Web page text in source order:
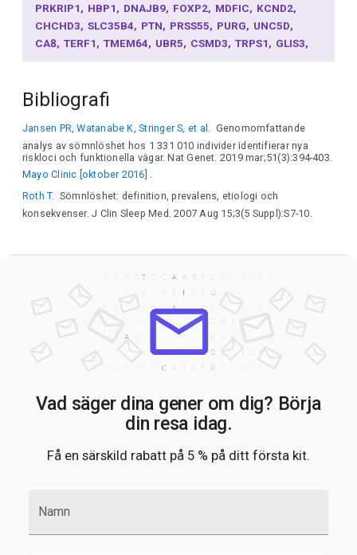
PRKRIP1 HBP1 DNAJB9 FOXP2 MDFIC KCND2
CHCHD3 SLC35B4 PTN PRSS55 PURG UNC5D
CA8 TERF1 TMEM64 UBR5 CSMD3 TRPS1 GLIS3
DMAC1 NFIB RORB TLE4 PHF2 TLR4 PDCL QRFP
DUSP29 LRMDA
CHRM1
GRM5
CNTN5 SORL1 PTMS ADAMTS20 NAB2
HMGA2 SLC6A15 MVK KSR2 SBNO1 OLFM4
PCDH9 HS6ST3
TEX29
NPAS3
RASGRP1 TCF12
GOLGA6A POLG FES IGF1R RHOT2 C16orf72
SNX29 GPRC5B GPR139 TAOK2 SALL1 TOX3
METTL16 RSKR DCAKD PRR15L HOXB1 IGF2BP1
APOE ZNF784 NOL4L
ZFP64 C20orf204
NEGR1 LRRIQ3
MAN1A2 BRINP3
MTA3 LRPPRC NRXN1 FANCL
CCDC148
MARCHF7 KLF7
MAP2
VWC2L GBX2 TRAF3IP1 ATP2B2 SATB1 RARB
TOPAZ1 SLC25A20 KLHDC8B
SEMA3F
IFT57 LSAMP
RARRES1 NLGN1 ZMAT3 DNAJC19 KCNIP4 ARAP2
ARRDC3
Bibliografi
Jansen PR, Watanabe K, Stringer S, et al. Genomomfattande
analys av sömnlöshet hos 1 331 010 individer identifierar nya
riskloci och funktionella vägar. Nat Genet. 2019 mar;51(3):394-403.
Mayo Clinic [oktober 2016]
Roth T. Sömnlöshet: definition, prevalens, etiologi och
konsekvenser. J Clin Sleep Med. 2007 Aug 15;3(5 Suppl):S7-10.
Vad säger dina gener om dig? Börja
din resa idag.
Få en särskild rabatt på 5 % på ditt första kit.
Namn